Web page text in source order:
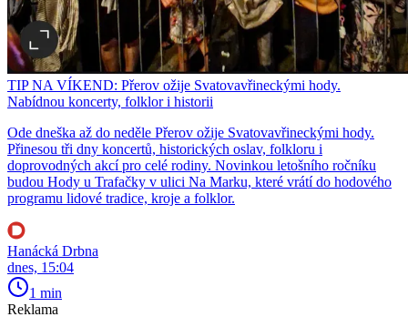
TIP NA VÍKEND: Přerov ožije Svatovavřineckými hody.
Nabídnou koncerty, folklor i historii
Ode dneška až do neděle Přerov ožije Svatovavřineckými hody.
Přinesou tři dny koncertů, historických oslav, folkloru i
doprovodných akcí pro celé rodiny. Novinkou letošního ročníku
budou Hody u Trafačky v ulici Na Marku, které vrátí do hodového
programu lidové tradice, kroje a folklor.
Hanácká Drbna
dnes, 15:04
1 min
Reklama